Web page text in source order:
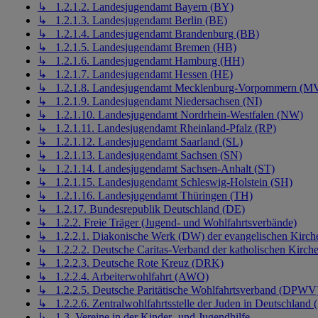
↳ 1.2.1.2. Landesjugendamt Bayern (BY)
↳ 1.2.1.3. Landesjugendamt Berlin (BE)
↳ 1.2.1.4. Landesjugendamt Brandenburg (BB)
↳ 1.2.1.5. Landesjugendamt Bremen (HB)
↳ 1.2.1.6. Landesjugendamt Hamburg (HH)
↳ 1.2.1.7. Landesjugendamt Hessen (HE)
↳ 1.2.1.8. Landesjugendamt Mecklenburg-Vorpommern
↳ 1.2.1.9. Landesjugendamt Niedersachsen (NI)
↳ 1.2.1.10. Landesjugendamt Nordrhein-Westfalen (NW)
↳ 1.2.1.11. Landesjugendamt Rheinland-Pfalz (RP)
↳ 1.2.1.12. Landesjugendamt Saarland (SL)
↳ 1.2.1.13. Landesjugendamt Sachsen (SN)
↳ 1.2.1.14. Landesjugendamt Sachsen-Anhalt (ST)
↳ 1.2.1.15. Landesjugendamt Schleswig-Holstein (SH)
↳ 1.2.1.16. Landesjugendamt Thüringen (TH)
↳ 1.2.17. Bundesrepublik Deutschland (DE)
↳ 1.2.2. Freie Träger (Jugend- und Wohlfahrtsverbände)
↳ 1.2.2.1. Diakonische Werk (DW) der evangelischen
↳ 1.2.2.2. Deutsche Caritas-Verband der katholischen Kirche
↳ 1.2.2.3. Deutsche Rote Kreuz (DRK)
↳ 1.2.2.4. Arbeiterwohlfahrt (AWO)
↳ 1.2.2.5. Deutsche Paritätische Wohlfahrtsverband
↳ 1.2.2.6. Zentralwohlfahrtsstelle der Juden in Deutschland